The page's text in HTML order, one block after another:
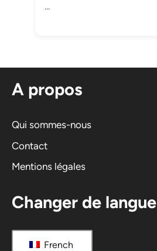
…
A propos
Qui sommes-nous
Contact
Mentions légales
Changer de langue
French